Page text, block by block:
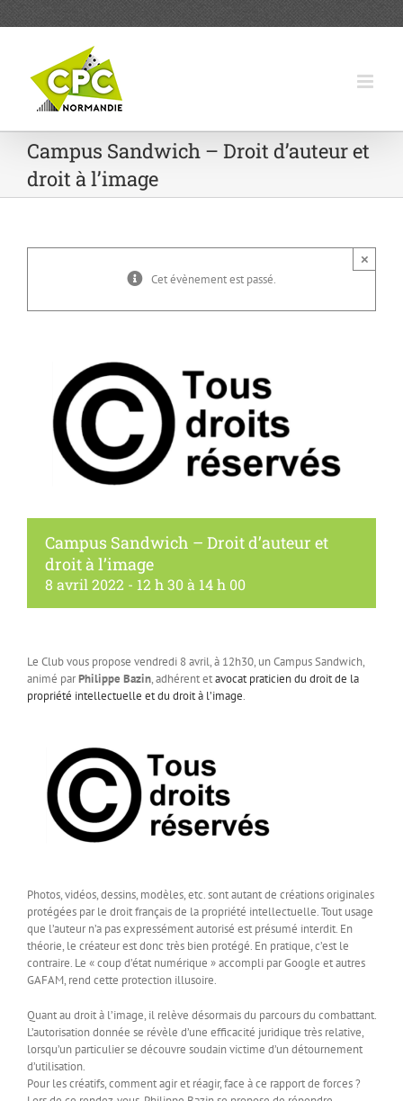
Campus Sandwich – Droit d’auteur et
droit à l’image
Cet évènement est passé.
×
Campus Sandwich – Droit d’auteur et
droit à l’image
8 avril 2022 - 12 h 30à 14 h 00
Le Club vous propose vendredi 8 avril, à 12h30, un Campus Sandwich,
animé parPhilippe Bazin, adhérent etavocat praticien du droit de la
propriété intellectuelle et du droit à l’image.
Photos, vidéos, dessins, modèles, etc. sont autant de créations originales
protégées par le droit français de la propriété intellectuelle. Tout usage
que l’auteur n’a pas expressément autorisé est présumé interdit. En
théorie, le créateur est donc très bien protégé. En pratique, c’est le
contraire. Le « coup d’état numérique » accompli par Google et autres
GAFAM, rend cette protection illusoire.
Quant au droit à l’image, il relève désormais du parcours du combattant.
L’autorisation donnée se révèle d’une efficacité juridique très relative,
lorsqu’un particulier se découvre soudain victime d’un détournement
d’utilisation.
Pour les créatifs, comment agir et réagir, face à ce rapport de forces ?